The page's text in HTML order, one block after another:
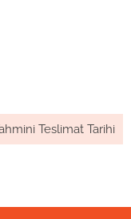
Teslimat Tarihi